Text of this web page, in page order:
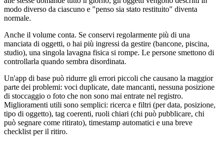
modo diverso da ciascuno e "penso sia stato restituito" diventa
normale.
Anche il volume conta. Se conservi regolarmente più di una
manciata di oggetti, o hai più ingressi da gestire (bancone, piscina,
studio), una singola lavagna fisica si rompe. Le persone smettono di
controllarla quando sembra disordinata.
Un'app di base può ridurre gli errori piccoli che causano la maggior
parte dei problemi: voci duplicate, date mancanti, nessuna posizione
di stoccaggio o foto che non sono mai entrate nel registro.
Miglioramenti utili sono semplici: ricerca e filtri (per data, posizione,
tipo di oggetto), tag coerenti, ruoli chiari (chi può pubblicare, chi
può segnare come ritirato), timestamp automatici e una breve
checklist per il ritiro.